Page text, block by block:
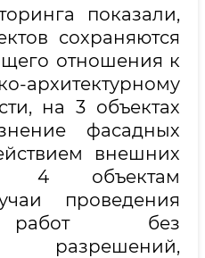
показали,
сохраняются
отношения к
на 3 объектах
фасадных
внешних
4 объектам
проведения
работ без
разрешений,